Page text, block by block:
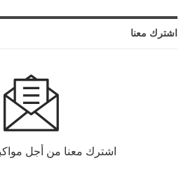
اشترك معنا
اشترك معنا من أجل